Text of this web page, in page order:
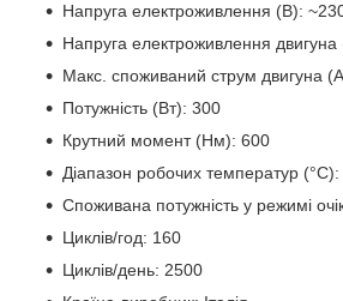
Напруга електроживлення (В):
Напруга електроживлення
Макс. споживаний струм двигуна
Потужність (Вт): 300
Крутний момент (Нм): 600
Діапазон робочих температур
Споживана потужність у режимі
Циклів/год: 160
Циклів/день: 2500